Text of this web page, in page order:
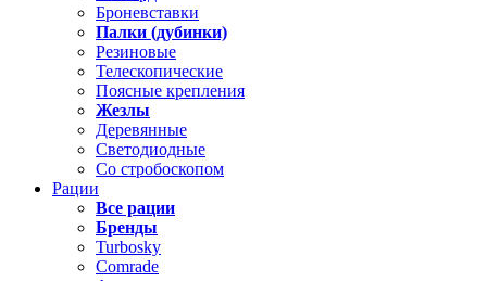
Броневставки
Палки (дубинки)
Резиновые
Телескопические
Поясные крепления
Жезлы
Деревянные
Светодиодные
Со стробоскопом
Рации
Все рации
Бренды
Turbosky
Comrade